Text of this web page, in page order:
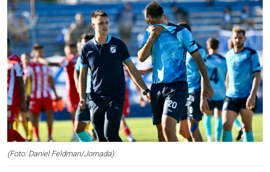
(Foto: Daniel Feldman/Jornada).